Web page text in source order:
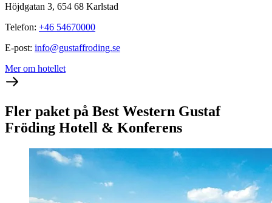
Höjdgatan 3, 654 68 Karlstad
Telefon: +46 54670000
E-post: info@gustaffroding.se
Mer om hotellet
Fler paket på Best Western Gustaf
Fröding Hotell & Konferens